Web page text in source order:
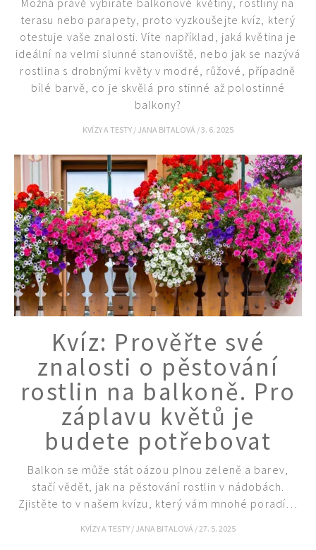
terasu nebo parapety, proto vyzkoušejte kvíz, který
otestuje vaše znalosti. Víte například, jaká květina je
ideální na velmi slunné stanoviště, nebo jak se nazývá
rostlina s drobnými květy v modré, růžové, případně
bílé barvě, co je skvělá pro stinné až polostinné
balkony?
KVÍZY A TESTY / JANA BITALOVÁ /3. 6. 2025
Kvíz: Prověřte své
znalosti o pěstování
rostlin na balkoně. Pro
záplavu květů je
budete potřebovat
Balkon se může stát oázou plnou zeleně a barev,
stačí vědět, jak na pěstování rostlin v nádobách.
Zjistěte to v našem kvízu, který vám mnohé poradí…
KVÍZY A TESTY / JANA BITALOVÁ /27. 5. 2025